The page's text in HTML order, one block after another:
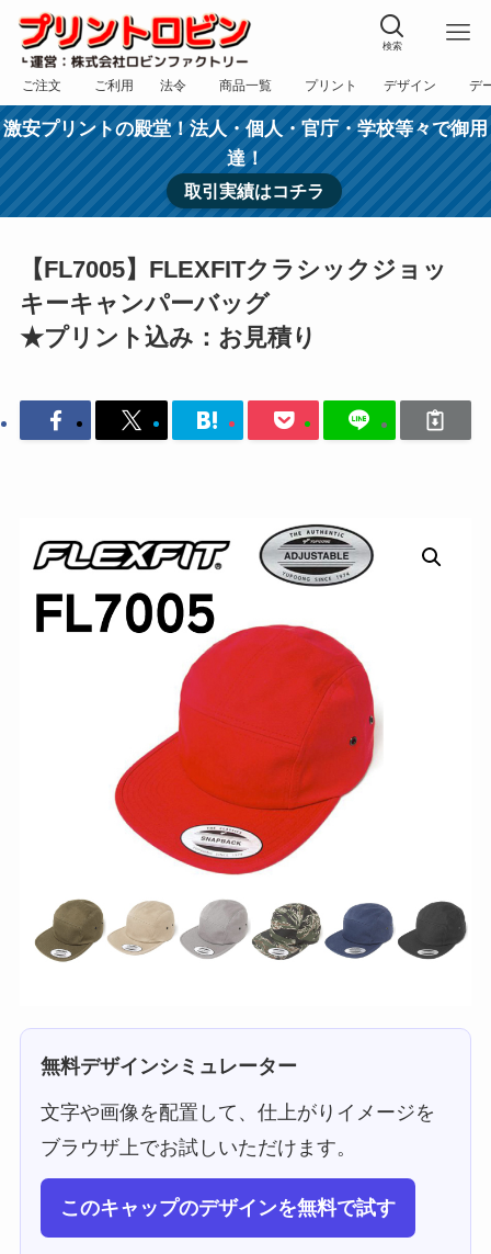
検索
ご注文
フォーム
ご利用
規約
法令
表記
商品一覧
カテゴリー
プリント
方法
デザイン
依頼
デ
入
激安プリントの殿堂！法人・個人・官庁・学校等々で御用
達！
取引実績はコチラ
【FL7005】FLEXFITクラシックジョッ
キーキャンパーバッグ
★プリント込み：お見積り
無料デザインシミュレーター
文字や画像を配置して、仕上がりイメージを
ブラウザ上でお試しいただけます。
このキャップのデザインを無料で試す